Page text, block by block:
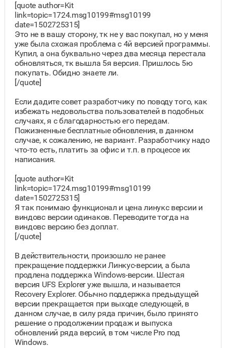
[quote author=Kit
link=topic=1724.msg10199#msg10199
date=1502725315]
Это не в вашу сторону, тк не у вас покупал, но у меня
уже была схожая проблема с 4й версией программы.
Купил, а она буквально через два месяца перестала
обновляться, тк вышла 5я версия. Пришлось 5ю
покупать. Обидно знаете ли.
[/quote]
Если дадите совет разработчику по поводу того, как
избежать недовольства пользователей в подобных
случаях, я с благодарностью его передам.
Пожизненные бесплатные обновления, в данном
случае, к сожалению, не вариант. Разработчику надо
что-то есть, платить за офис и т.п. в процессе их
написания.
[quote author=Kit
link=topic=1724.msg10199#msg10199
date=1502725315]
Я так понимаю функционал и цена линукс версии и
виндовс версии одинаков. Переводите тогда на
виндовс версию без доплат.
[/quote]
В действительности, произошло не ранее
прекращение поддержки Линкус-версии, а была
продлена поддержка Windows-версии. Шестая
версия UFS Explorer уже вышла, и называется
Recovery Explorer. Обычно поддержка предыдущей
версии прекращается при выходе следующей, в
данном случае, в силу ряда причин, было принято
решение о продолжении продаж и выпуска
обновлений ряда версий, в том числе Pro под
Windows.